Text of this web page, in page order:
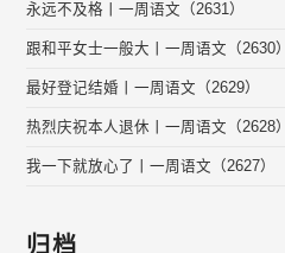
永远不及格丨一周语文（2631）
跟和平女士一般大丨一周语文（2630）
最好登记结婚丨一周语文（2629）
热烈庆祝本人退休丨一周语文（2628）
我一下就放心了丨一周语文（2627）
归档